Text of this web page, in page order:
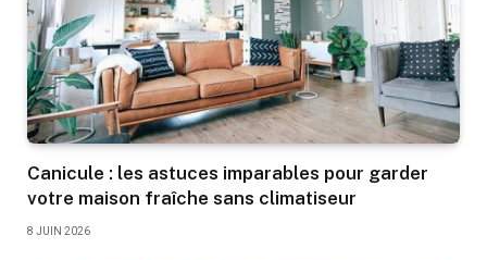
Canicule : les astuces imparables pour garder
votre maison fraîche sans climatiseur
8 JUIN 2026